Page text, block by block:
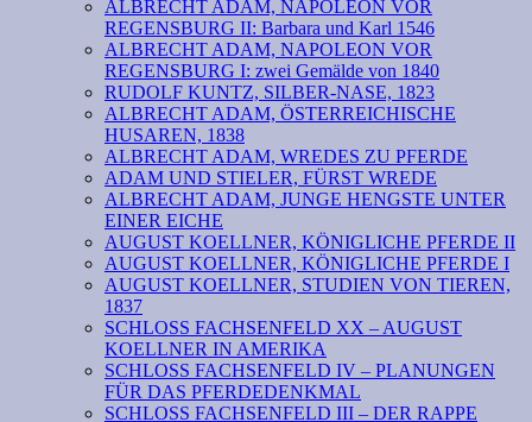
ALBRECHT ADAM, NAPOLEON VOR
REGENSBURG II: Barbara und Karl 1546
ALBRECHT ADAM, NAPOLEON VOR
REGENSBURG I: zwei Gemälde von 1840
RUDOLF KUNTZ, SILBER-NASE, 1823
ALBRECHT ADAM, ÖSTERREICHISCHE
HUSAREN, 1838
ALBRECHT ADAM, WREDES ZU PFERDE
ADAM UND STIELER, FÜRST WREDE
ALBRECHT ADAM, JUNGE HENGSTE UNTER
EINER EICHE
AUGUST KOELLNER, KÖNIGLICHE PFERDE II
AUGUST KOELLNER, KÖNIGLICHE PFERDE I
AUGUST KOELLNER, STUDIEN VON TIEREN,
1837
SCHLOSS FACHSENFELD XX – AUGUST
KOELLNER IN AMERIKA
SCHLOSS FACHSENFELD IV – PLANUNGEN
FÜR DAS PFERDEDENKMAL
SCHLOSS FACHSENFELD III – DER RAPPE